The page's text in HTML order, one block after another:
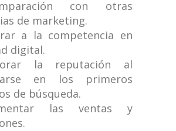
con otras
de marketing.
a la competencia en
digital.
la reputación al
en los primeros
de búsqueda.
las ventas y